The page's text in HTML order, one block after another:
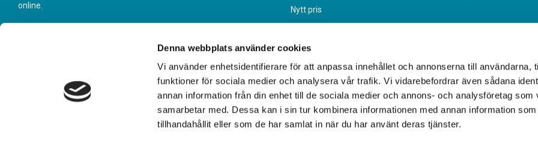
Denna webbplats använder cookies
Vi använder enhetsidentifierare för att anpassa innehållet och annonserna till användarna,
funktioner för sociala medier och analysera vår trafik. Vi vidarebefordrar även sådana
annan information från din enhet till de sociala medier och annons- och analysföretag som
samarbetar med. Dessa kan i sin tur kombinera informationen med annan information
tillhandahållit eller som de har samlat in när du har använt deras tjänster.
online.
Nytt pris